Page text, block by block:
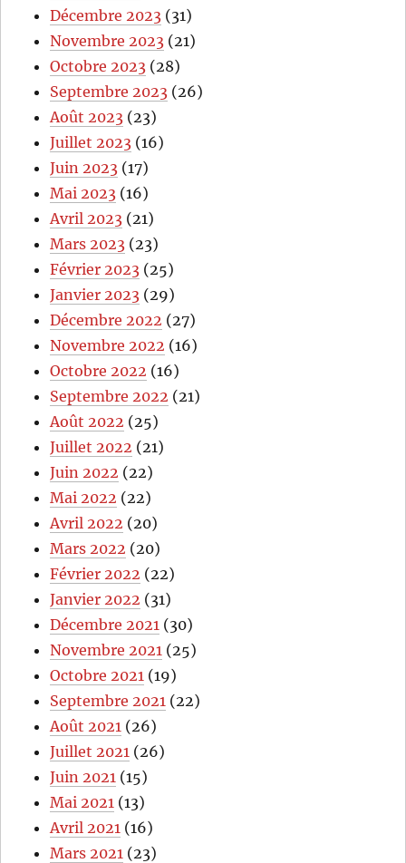
Décembre 2023 (31)
Novembre 2023 (21)
Octobre 2023 (28)
Septembre 2023 (26)
Août 2023 (23)
Juillet 2023 (16)
Juin 2023 (17)
Mai 2023 (16)
Avril 2023 (21)
Mars 2023 (23)
Février 2023 (25)
Janvier 2023 (29)
Décembre 2022 (27)
Novembre 2022 (16)
Octobre 2022 (16)
Septembre 2022 (21)
Août 2022 (25)
Juillet 2022 (21)
Juin 2022 (22)
Mai 2022 (22)
Avril 2022 (20)
Mars 2022 (20)
Février 2022 (22)
Janvier 2022 (31)
Décembre 2021 (30)
Novembre 2021 (25)
Octobre 2021 (19)
Septembre 2021 (22)
Août 2021 (26)
Juillet 2021 (26)
Juin 2021 (15)
Mai 2021 (13)
Avril 2021 (16)
Mars 2021 (23)